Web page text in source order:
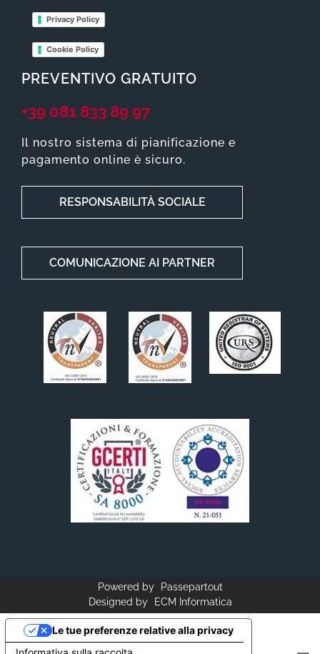
Privacy Policy
Cookie Policy
PREVENTIVO GRATUITO
+39 081 833 89 97
Il nostro sistema di pianificazione e
pagamento online è sicuro.
RESPONSABILITÀ SOCIALE
COMUNICAZIONE AI PARTNER
Powered by
Passepartout
Designed by
ECM Informatica
Le tue preferenze relative alla privacy